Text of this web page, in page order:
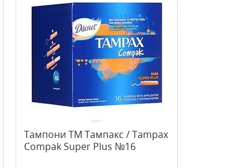
(Холарест) Metagenics
Купити
-30%
>Active Lipoic Acid
кислота) 300 мг 60
Тампони ТМ Тампакс / Tampax
Compak Super Plus №16